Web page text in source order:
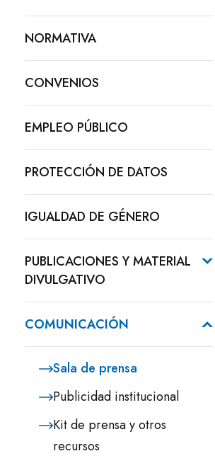
NORMATIVA
CONVENIOS
EMPLEO PÚBLICO
PROTECCIÓN DE DATOS
IGUALDAD DE GÉNERO
PUBLICACIONES Y MATERIAL
DIVULGATIVO
COMUNICACIÓN
Sala de prensa
Publicidad institucional
Kit de prensa y otros
recursos